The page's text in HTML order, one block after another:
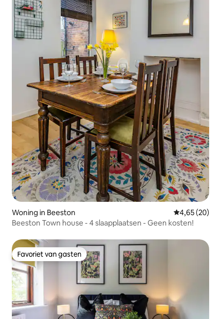
Woning in Beeston Gemiddelde
4,65 (20)
Beeston Town house - 4 slaapplaatsen - Geen kosten!
Favoriet van gasten
Favoriet van gasten